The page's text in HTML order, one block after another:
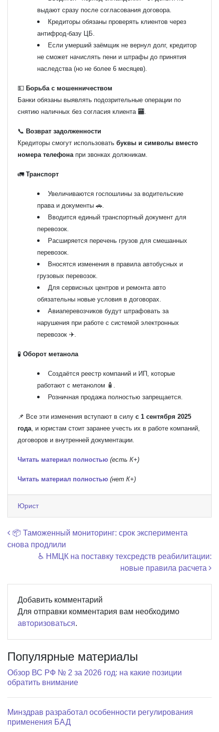
выдают сразу после согласования договора.
Кредиторы обязаны проверять клиентов через
антифрод-базу ЦБ.
Если умерший заёмщик не вернул долг, кредитор
не сможет начислять пени и штрафы до принятия
наследства (но не более 6 месяцев).
💵 Борьба с мошенничеством
Банки обязаны выявлять подозрительные операции по
снятию наличных без согласия клиента 🏧.
📞 Возврат задолженности
Кредиторы смогут использовать буквы и символы вместо
номера телефона при звонках должникам.
🚛 Транспорт
Увеличиваются госпошлины за водительские
права и документы 🚗.
Вводится единый транспортный документ для
перевозок.
Расширяется перечень грузов для смешанных
перевозок.
Вносятся изменения в правила автобусных и
грузовых перевозок.
Для сервисных центров и ремонта авто
обязательны новые условия в договорах.
Авиаперевозчиков будут штрафовать за
нарушения при работе с системой электронных
перевозок ✈️.
🧪 Оборот метанола
Создаётся реестр компаний и ИП, которые
работают с метанолом 🧴.
Розничная продажа полностью запрещается.
📌 Все эти изменения вступают в силу с 1 сентября 2025
года , и юристам стоит заранее учесть их в работе компаний,
договоров и внутренней документации.
Читать материал полностью (есть К+)
Читать материал полностью (нет К+)
Юрист
Навигация по записям
📦 Таможенный мониторинг: срок эксперимента
снова продлили
♿ НМЦК на поставку техсредств реабилитации:
новые правила расчета
Добавить комментарий
Для отправки комментария вам необходимо
авторизоваться.
Популярные материалы
Обзор ВС РФ № 2 за 2026 год: на какие позиции
обратить внимание
Минздрав разработал особенности регулирования
применения БАД